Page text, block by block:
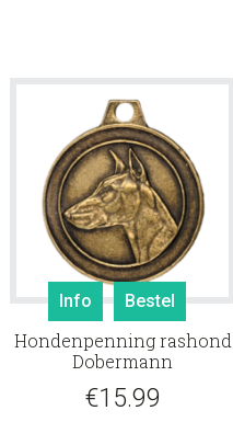
Info Bestel
Hondenpenning rashond
Dobermann
€15.99